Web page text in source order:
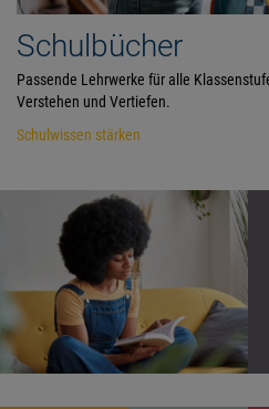
Schulbücher
Passende Lehrwerke für alle
Verstehen und Vertiefen.
Schulwissen stärken